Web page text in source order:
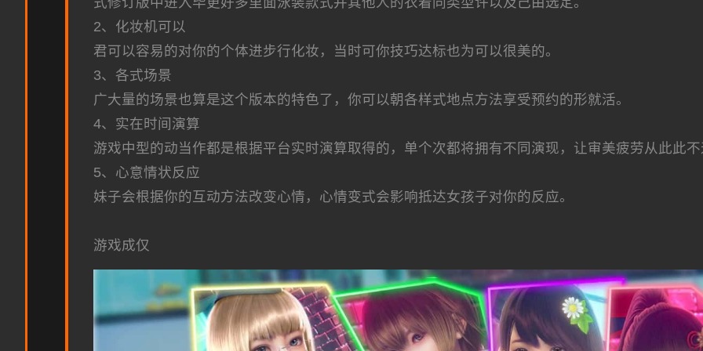
2、化妆机可以
君可以容易的对你的个体进步行化妆，当时可你技巧达标也为可以很美的。
3、各式场景
广大量的场景也算是这个版本的特色了，你可以朝各样式地点方法享受预约的形就活。
4、实在时间演算
游戏中型的动当作都是根据平台实时演算取得的，单个次都将拥有不同演现，让审美疲劳从此此
5、心意情状反应
妹子会根据你的互动方法改变心情，心情变式会影响抵达女孩子对你的反应。
游戏成仅